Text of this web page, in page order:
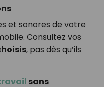
et sonores de votre
Consultez vos
, pas dès qu’ils
sans